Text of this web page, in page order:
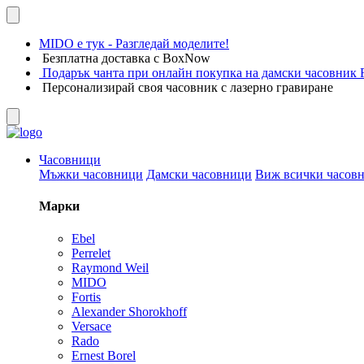
MIDO е тук - Разгледай моделите!
Безплатна доставка с BoxNow
Подарък чанта при онлайн покупка на дамски часовник
Персонализирай своя часовник с лазерно гравиране
Часовници
Мъжки часовници Дамски часовници Виж всички
Марки
Ebel
Perrelet
Raymond Weil
MIDO
Fortis
Alexander Shorokhoff
Versace
Rado
Ernest Borel